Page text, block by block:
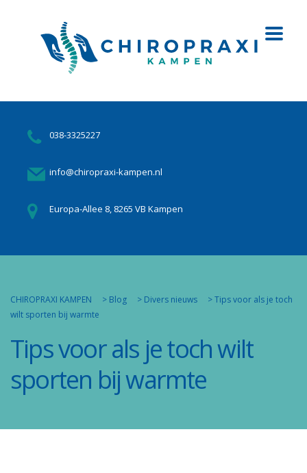
038-3325227
info@chiropraxi-kampen.nl
Europa-Allee 8, 8265 VB Kampen
CHIROPRAXI KAMPEN > Blog > Divers nieuws >Tips voor als je toch
wilt sporten bij warmte
Tips voor als je toch wilt
sporten bij warmte